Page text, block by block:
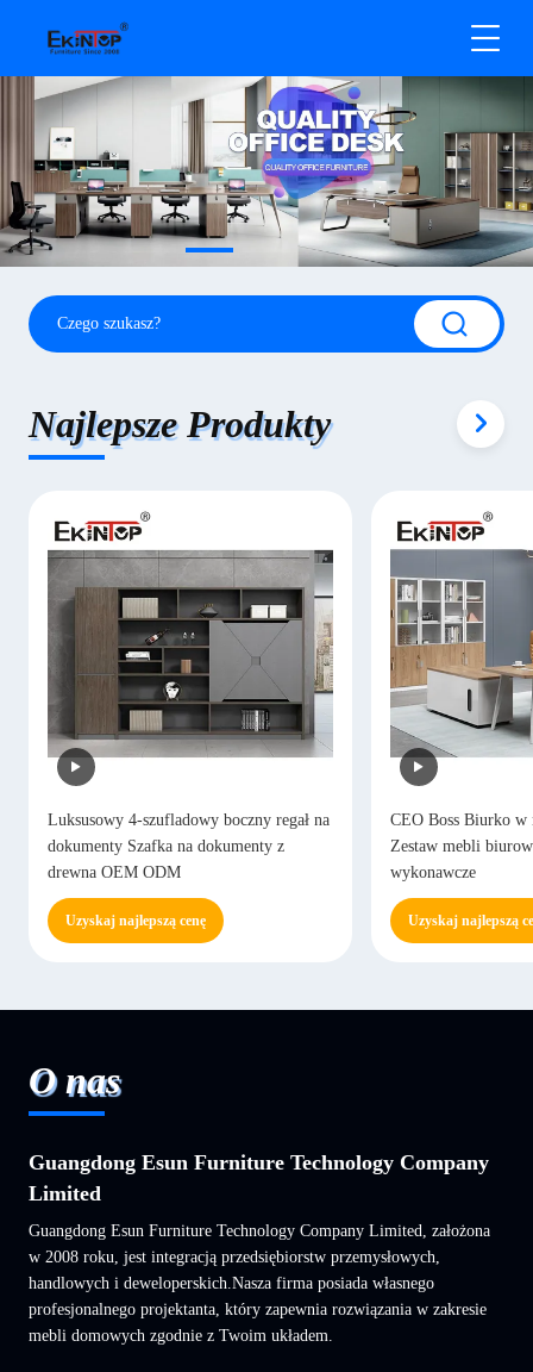
Najlepsze Produkty
Luksusowy 4-szufladowy boczny regał na
dokumenty Szafka na dokumenty z
drewna OEM ODM
Uzyskaj najlepszą cenę
CEO Boss Biurko w
Zestaw mebli
wykonawcze
Uzyskaj najlepszą
O nas
Guangdong Esun Furniture Technology Company
Limited
Guangdong Esun Furniture Technology Company Limited, założona
w 2008 roku, jest integracją przedsiębiorstw przemysłowych,
handlowych i deweloperskich.Nasza firma posiada własnego
profesjonalnego projektanta, który zapewnia rozwiązania w zakresie
mebli domowych zgodnie z Twoim układem.